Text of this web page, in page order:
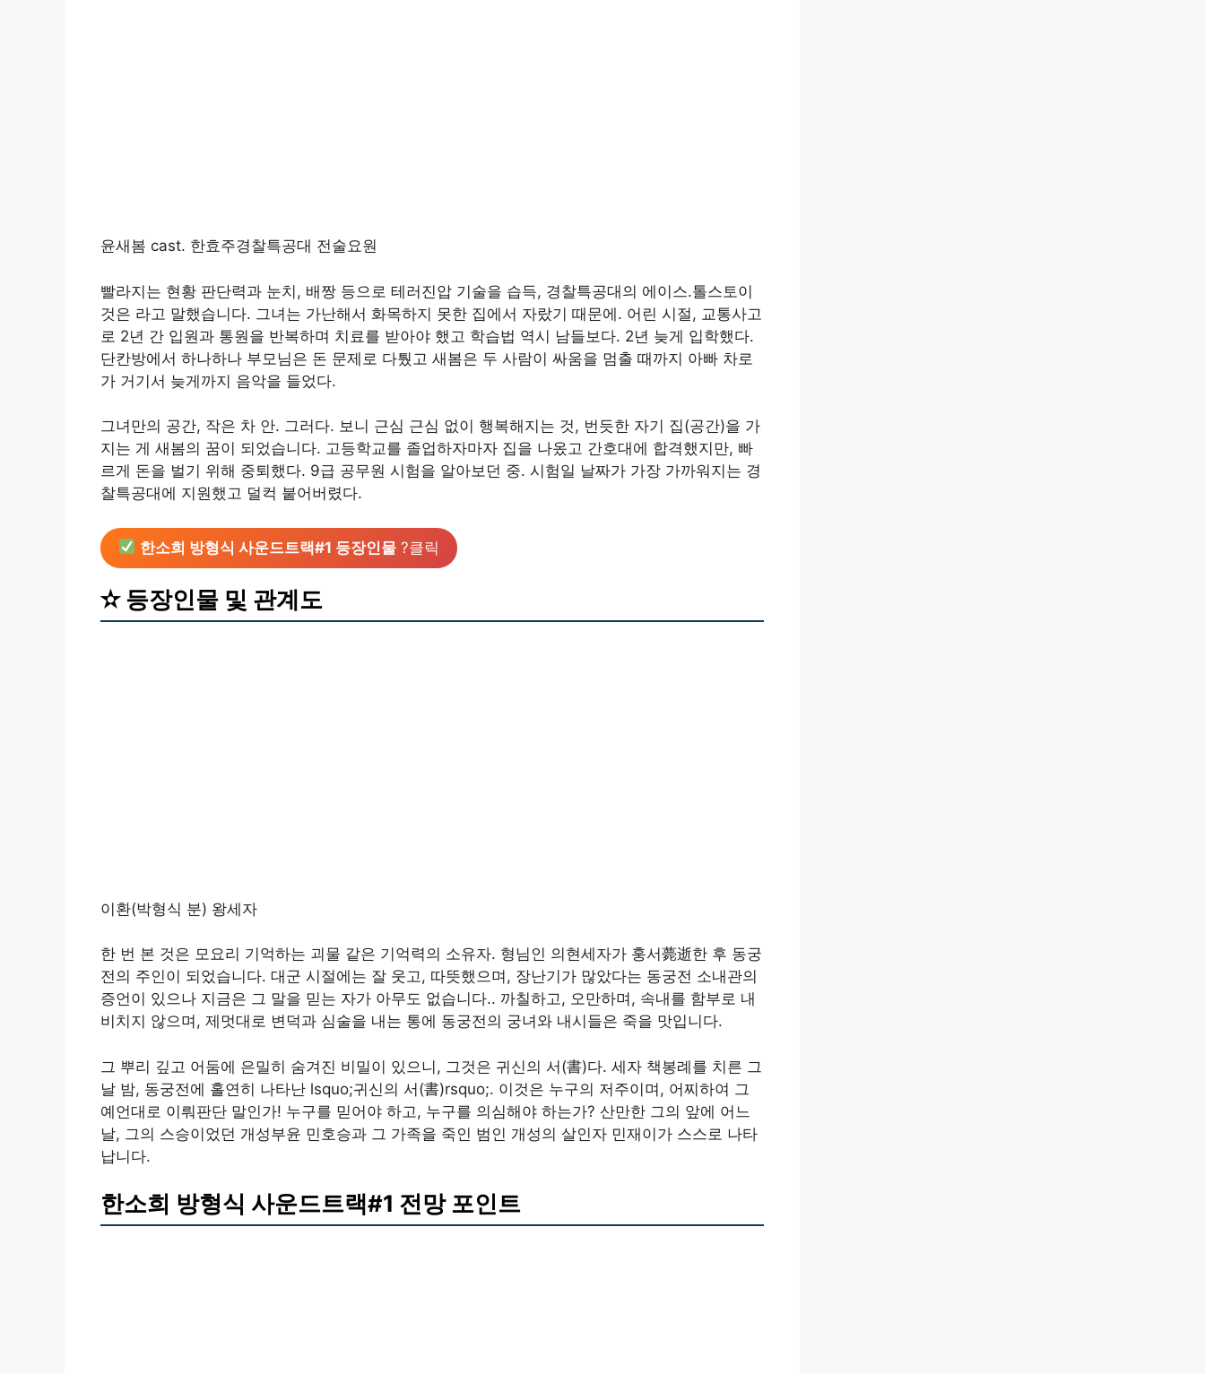
윤새봄 cast. 한효주경찰특공대 전술요원
빨라지는 현황 판단력과 눈치, 배짱 등으로 테러진압 기술을 습득, 경찰특공대의 에이스.톨스토이
것은 라고 말했습니다. 그녀는 가난해서 화목하지 못한 집에서 자랐기 때문에. 어린 시절, 교통사고
로 2년 간 입원과 통원을 반복하며 치료를 받아야 했고 학습법 역시 남들보다. 2년 늦게 입학했다.
단칸방에서 하나하나 부모님은 돈 문제로 다퉜고 새봄은 두 사람이 싸움을 멈출 때까지 아빠 차로
가 거기서 늦게까지 음악을 들었다.
그녀만의 공간, 작은 차 안. 그러다. 보니 근심 근심 없이 행복해지는 것, 번듯한 자기 집(공간)을 가
지는 게 새봄의 꿈이 되었습니다. 고등학교를 졸업하자마자 집을 나옸고 간호대에 합격했지만, 빠
르게 돈을 벌기 위해 중퇴했다. 9급 공무원 시험을 알아보던 중. 시험일 날짜가 가장 가까워지는 경
찰특공대에 지원했고 덜컥 붙어버렸다.
한소희 방형식 사운드트랙#1 등장인물 ?클릭
✫ 등장인물 및 관계도
이환(박형식 분) 왕세자
한 번 본 것은 모요리 기억하는 괴물 같은 기억력의 소유자. 형님인 의현세자가 훙서薨逝한 후 동궁
전의 주인이 되었습니다. 대군 시절에는 잘 웃고, 따뜻했으며, 장난기가 많았다는 동궁전 소내관의
증언이 있으나 지금은 그 말을 믿는 자가 아무도 없습니다.. 까칠하고, 오만하며, 속내를 함부로 내
비치지 않으며, 제멋대로 변덕과 심술을 내는 통에 동궁전의 궁녀와 내시들은 죽을 맛입니다.
그 뿌리 깊고 어둠에 은밀히 숨겨진 비밀이 있으니, 그것은 귀신의 서(書)다. 세자 책봉례를 치른 그
날 밤, 동궁전에 홀연히 나타난 lsquo;귀신의 서(書)rsquo;. 이것은 누구의 저주이며, 어찌하여 그
예언대로 이뤄판단 말인가! 누구를 믿어야 하고, 누구를 의심해야 하는가? 산만한 그의 앞에 어느
날, 그의 스승이었던 개성부윤 민호승과 그 가족을 죽인 범인 개성의 살인자 민재이가 스스로 나타
납니다.
한소희 방형식 사운드트랙#1 전망 포인트